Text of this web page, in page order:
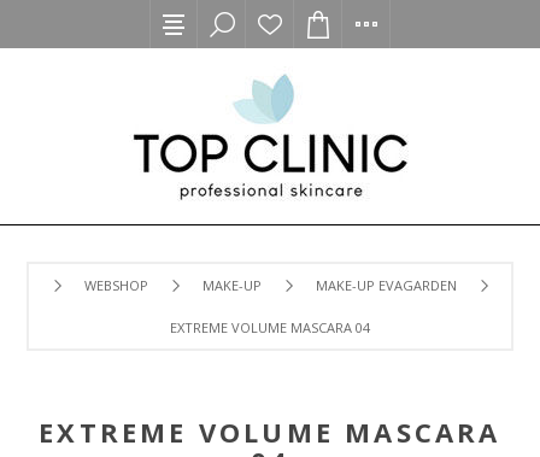
WEBSHOP MAKE-UP MAKE-UP EVAGARDEN
EXTREME VOLUME MASCARA 04
EXTREME VOLUME MASCARA